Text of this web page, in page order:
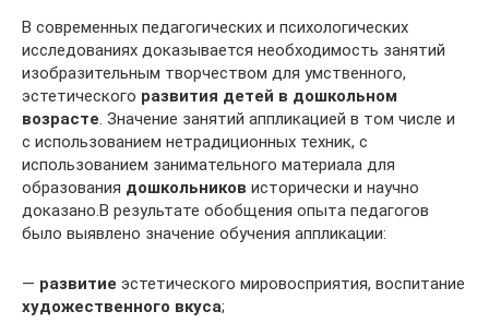
В современных педагогических и психологических
исследованиях доказывается необходимость занятий
изобразительным творчеством для умственного,
эстетического развития детей в дошкольном
возрасте. Значение занятий аппликацией в том числе и
с использованием нетрадиционных техник, с
использованием занимательного материала для
образования дошкольников исторически и научно
доказано.В результате обобщения опыта педагогов
было выявлено значение обучения аппликации:
— развитие эстетического мировосприятия, воспитание
художественного вкуса;